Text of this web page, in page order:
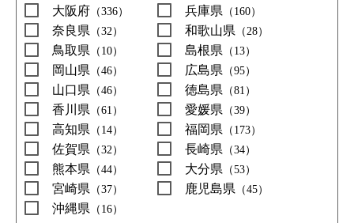
大阪府 （336） 兵庫県 （160）
奈良県 （32） 和歌山県 （28）
鳥取県 （10） 島根県 （13）
岡山県 （46） 広島県 （95）
山口県 （46） 徳島県 （81）
香川県 （61） 愛媛県 （39）
高知県 （14） 福岡県 （173）
佐賀県 （32） 長崎県 （34）
熊本県 （44） 大分県 （53）
宮崎県 （37） 鹿児島県 （45）
沖縄県 （16）